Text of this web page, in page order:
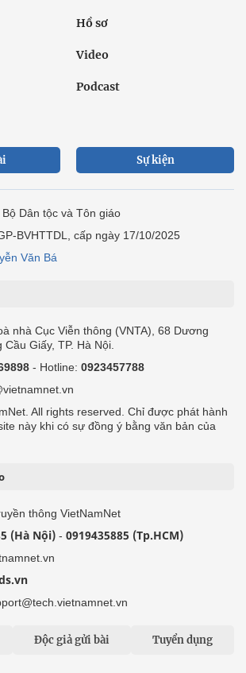
Hồ sơ
Video
Podcast
Sự kiện
Dân tộc và Tôn giáo
BVHTTDL, cấp ngày 17/10/2025
Văn Bá
nhà Cục Viễn thông (VNTA), 68 Dương
Giấy, TP. Hà Nội.
- Hotline: 0923457788
All rights reserved. Chỉ được phát hành
này khi có sự đồng ý bằng văn bản của
thông VietNamNet
(Hà Nội) - 0919435885 (Tp.HCM)
Độc giả gửi bài Tuyển dụng